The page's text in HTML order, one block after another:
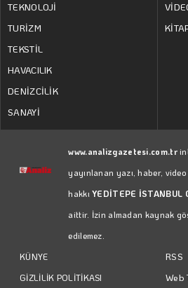
TEKNOLOJİ
TURİZM
TEKSTİL
HAVACILIK
DENİZCİLİK
SANAYİ
www.analizgazetesi.com.tr
yayınlanan yazı, haber,
hakkıYEDİTEPE İSTANBUL
aittir. İzin almadan kaynak
edilemez.
KÜNYE
GİZLİLİK POLİTİKASI
RSS
Web